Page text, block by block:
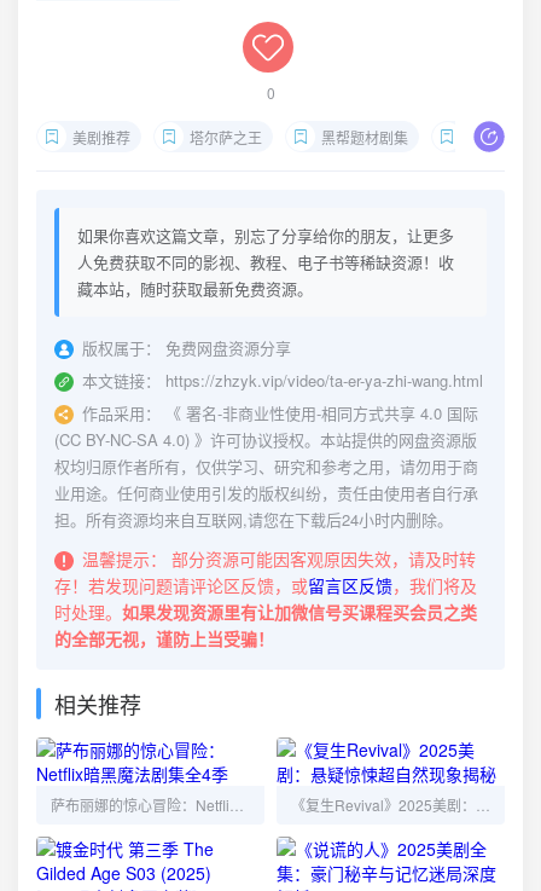
0
美剧推荐 塔尔萨之王 黑帮题材剧集 史泰龙新剧
如果你喜欢这篇文章，别忘了分享给你的朋友，让更多
人免费获取不同的影视、教程、电子书等稀缺资源！收
藏本站，随时获取最新免费资源。
版权属于：
免费网盘资源分享
本文链接：
https://zhzyk.vip/video/ta-er-ya-zhi-wang.html
作品采用：
《 署名-非商业性使用-相同方式共享 4.0 国际
(CC BY-NC-SA 4.0) 》许可协议授权。本站提供的网盘资源版
权均归原作者所有，仅供学习、研究和参考之用，请勿用于商
业用途。任何商业使用引发的版权纠纷，责任由使用者自行承
担。所有资源均来自互联网,请您在下载后24小时内删除。
温馨提示：
部分资源可能因客观原因失效，请及时转
存！若发现问题请评论区反馈，或留言区反馈，我们将及
时处理。 如果发现资源里有让加微信号买课程买会员之类
的全部无视，谨防上当受骗！
相关推荐